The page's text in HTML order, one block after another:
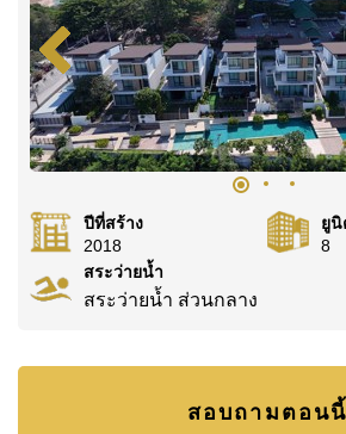
ปีที่สร้าง
2018
ยูนิ
8
สระว่ายน้ำ
สระว่ายน้ำ ส่วนกลาง
สอบถามตอนนี้